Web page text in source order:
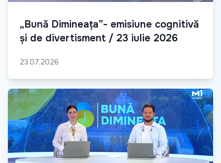
„Bună Dimineața”- emisiune cognitivă
și de divertisment / 23 iulie 2026
23.07.2026